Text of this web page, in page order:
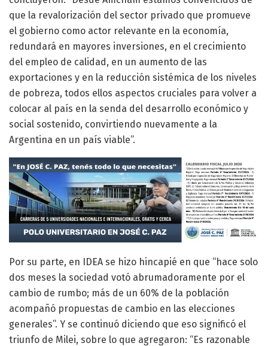
que la revalorización del sector privado que promueve
el gobierno como actor relevante en la economía,
redundará en mayores inversiones, en el crecimiento
del empleo de calidad, en un aumento de las
exportaciones y en la reducción sistémica de los niveles
de pobreza, todos ellos aspectos cruciales para volver a
colocar al país en la senda del desarrollo económico y
social sostenido, convirtiendo nuevamente a la
Argentina en un país viable”.
Por su parte, en IDEA se hizo hincapié en que “hace solo
dos meses la sociedad votó abrumadoramente por el
cambio de rumbo; más de un 60% de la población
acompañó propuestas de cambio en las elecciones
generales”. Y se continuó diciendo que eso significó el
triunfo de Milei, sobre lo que agregaron: “Es razonable